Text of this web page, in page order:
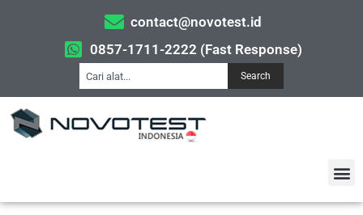
contact@novotest.id
0857-1711-2222 (Fast Response)
Search